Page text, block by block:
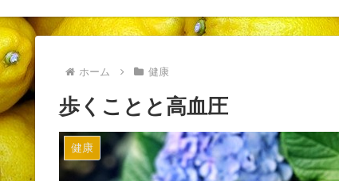
ホーム 健康
歩くことと高血圧
健康